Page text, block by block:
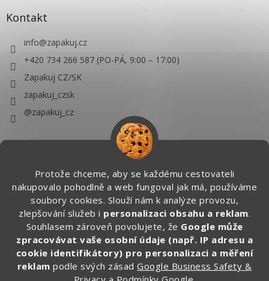
Protože chceme, aby se každému cestovateli
nakupovalo pohodlně a web fungoval jak má, používáme
soubory cookies. Slouží nám k analýze provozu,
zlepšování služeb i personalizaci obsahu a reklam.
Souhlasem zároveň povolujete, že Google může
zpracovávat vaše osobní údaje (např. IP adresu a
cookie identifikátory) pro personalizaci a měření
reklam podle svých zásadGoogle Business Safety &
Kontakt
info@zapakuj.cz
+420 734 266 587 (PO-PÁ, 9:00 – 17:00)
Zapakuj CZ/SK
zapakuj_czsk
@zapakuj_cz